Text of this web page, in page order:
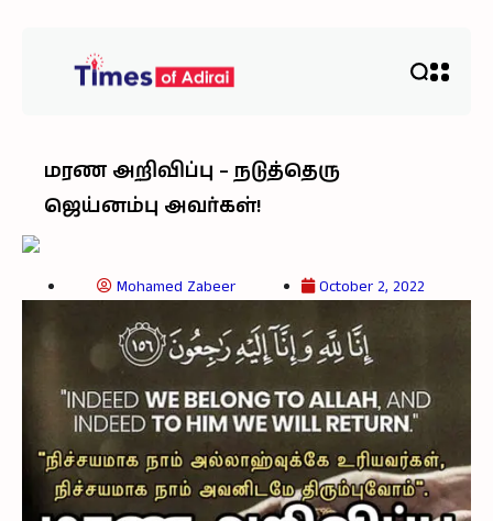
மரண அறிவிப்பு – நடுத்தெரு
ஜெய்னம்பு அவர்கள்!
Mohamed Zabeer October 2, 2022